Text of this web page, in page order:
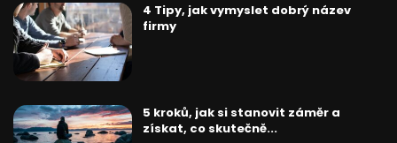
4 Tipy, jak vymyslet dobrý název
firmy
5 kroků, jak si stanovit záměr a
získat, co skutečně...